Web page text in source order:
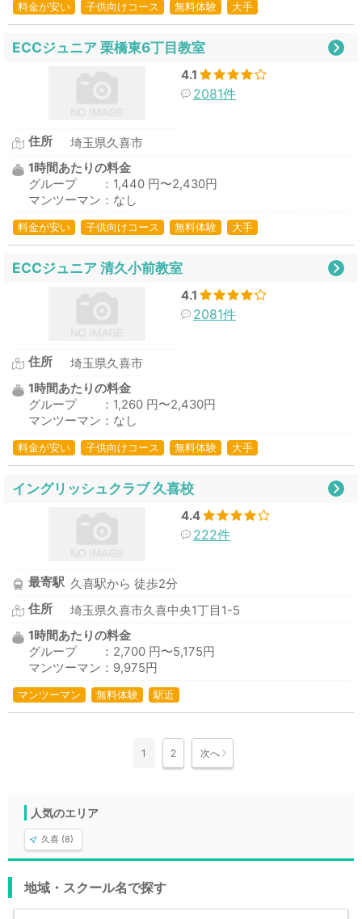
料金が安い 子供向けコース 無料体験 大手
ECCジュニア 栗橋東6丁目教室
4.1
2081件
住所
埼玉県久喜市
1時間あたりの料金
グループ ：1,440 円〜2,430円
マンツーマン：なし
料金が安い 子供向けコース 無料体験 大手
ECCジュニア 清久小前教室
4.1
2081件
住所
埼玉県久喜市
1時間あたりの料金
グループ ：1,260 円〜2,430円
マンツーマン：なし
料金が安い 子供向けコース 無料体験 大手
イングリッシュクラブ 久喜校
4.4
222件
最寄駅 久喜駅から 徒歩2分
住所
埼玉県久喜市久喜中央1丁目1-5
1時間あたりの料金
グループ ：2,700 円〜5,175円
マンツーマン：9,975円
マンツーマン 無料体験 駅近
1 2 次へ
人気のエリア
久喜 (8)
地域・スクール名で探す